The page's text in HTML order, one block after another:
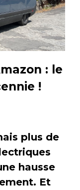
: le
!
plus de
hausse
Et